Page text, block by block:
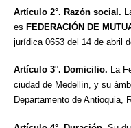
Artículo 2°. Razón social.
es FEDERACIÓN DE
jurídica 0653 del 14 de abril
Artículo 3°. Domicilio. La
ciudad de Medellín, y su
Departamento de Antioquia,